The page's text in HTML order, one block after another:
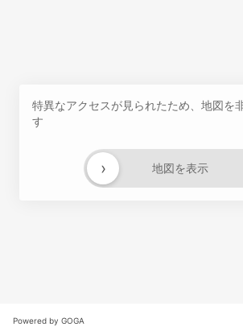
特異なアクセスが見られたため、地図を
す
地図を表示
›
Powered by GOGA